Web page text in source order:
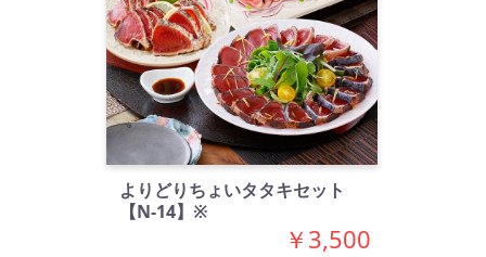
よりどりちょいタタキセット
【N-14】※
￥3,500